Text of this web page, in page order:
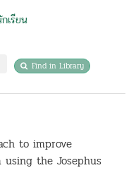
เรียน
Find in Library
to improve
the Josephus